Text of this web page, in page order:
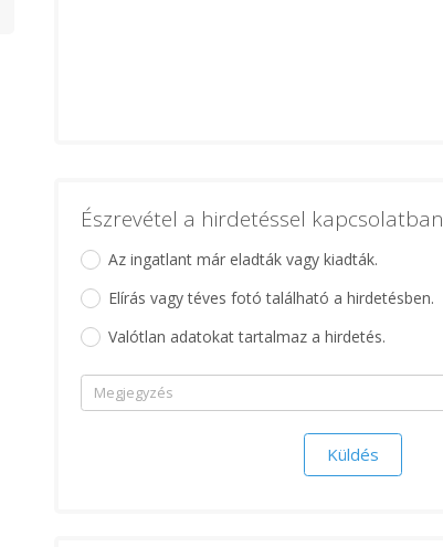
Észrevétel a hirdetéssel kapcsolatban
Az ingatlant már eladták vagy kiadták.
Elírás vagy téves fotó található a hirdetésben.
Valótlan adatokat tartalmaz a hirdetés.